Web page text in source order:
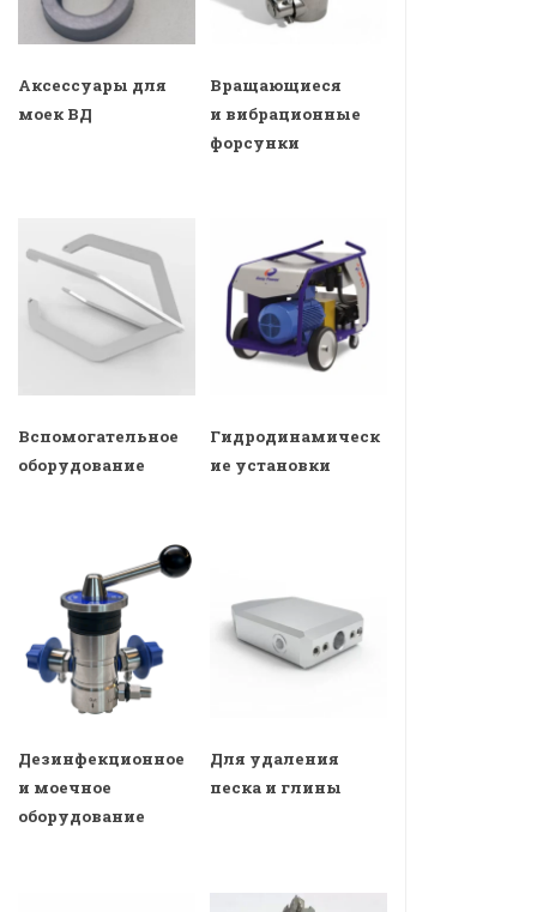
Аксессуары для
моек ВД
Вращающиеся
и вибрационные
форсунки
Вспомогательное
оборудование
Гидродинамическ
ие установки
Дезинфекционное
и моечное
оборудование
Для удаления
песка и глины